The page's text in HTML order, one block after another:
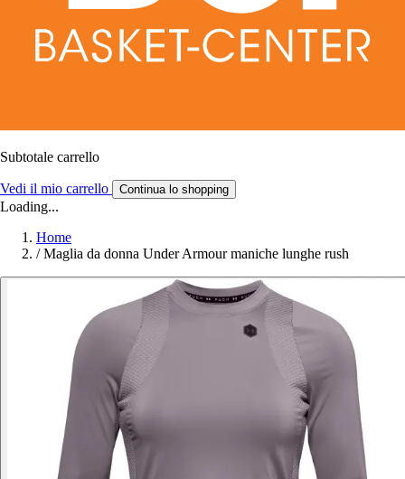
Subtotale carrello
Vedi il mio carrello Continua lo shopping
Loading...
Home
/ Maglia da donna Under Armour maniche lunghe rush